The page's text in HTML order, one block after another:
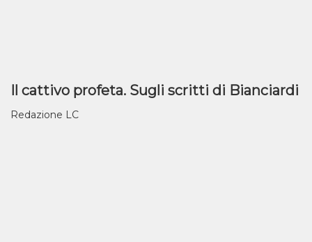
Il cattivo profeta. Sugli scritti di Bianciardi
Redazione LC